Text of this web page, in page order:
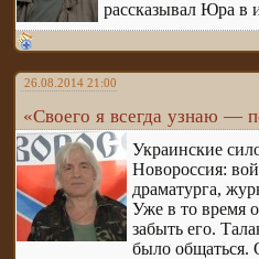
рассказывал Юра в
26.08.2014 21:00
«Своего я всегда узнаю —
Украинские
Новороссия:
драматурга,
Уже в то время
забыть его.
было общаться.